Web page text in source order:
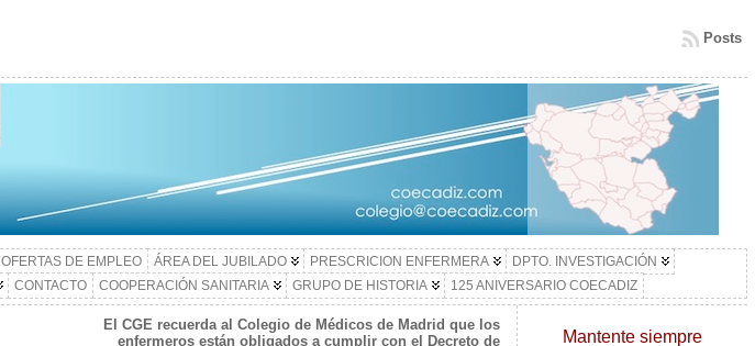
Posts
OFERTAS DE EMPLEO ÁREA DEL JUBILADO PRESCRICION ENFERMERA
DPTO. INVESTIGACIÓN
CONTACTO COOPERACIÓN SANITARIA GRUPO DE HISTORIA 125 ANIVERSARIO COECADIZ
El CGE recuerda al Colegio de Médicos de Madrid que los
enfermeros están obligados a cumplir con el Decreto de
Mantente siempre